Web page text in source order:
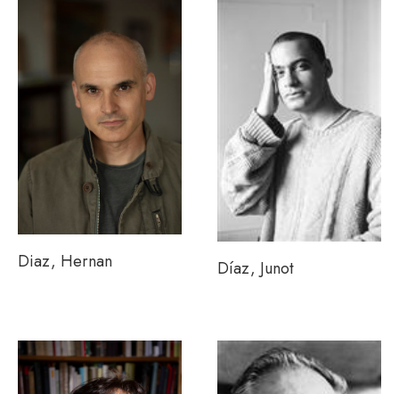
Diaz, Hernan Díaz, Junot